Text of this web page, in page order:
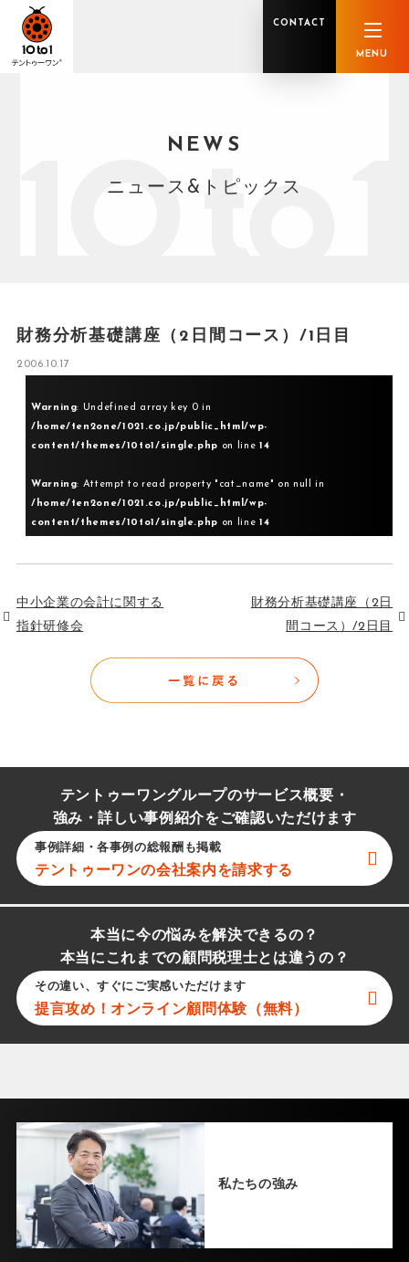
税理士業務
社会保険労務士業務 不動産鑑定士業務 行政書士業務
私たちの軌跡 グループ概要
CONTACT
MENU
NEWS
ニュース&トピックス
財務分析基礎講座（2日間コース）/1日目
2006.10.17
Warning: Undefined array key 0 in
/home/ten2one/1021.co.jp/public_html/wp-
content/themes/10to1/single.php on line 14
Warning: Attempt to read property "cat_name" on null in
/home/ten2one/1021.co.jp/public_html/wp-
content/themes/10to1/single.php on line 14
中小企業の会計に関する
指針研修会
財務分析基礎講座（2日
間コース）/2日目
テントゥーワングループのサービス概要・
強み・詳しい事例紹介をご確認いただけます
事例詳細・各事例の総報酬も掲載
テントゥーワンの会社案内を請求する
本当に今の悩みを解決できるの？
本当にこれまでの顧問税理士とは違うの？
その違い、すぐにご実感いただけます
提言攻め！オンライン顧問体験（無料）
私たちの強み